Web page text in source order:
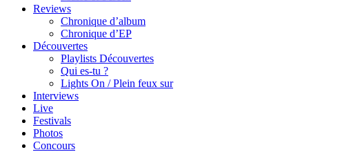
Reviews
Chronique d’album
Chronique d’EP
Découvertes
Playlists Découvertes
Qui es-tu ?
Lights On / Plein feux sur
Interviews
Live
Festivals
Photos
Concours